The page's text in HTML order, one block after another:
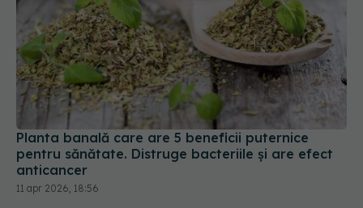
Planta banală care are 5 beneficii puternice
pentru sănătate. Distruge bacteriile și are efect
anticancer
11 apr 2026, 18:56